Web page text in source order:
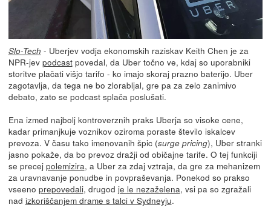
Slo-Tech - Uberjev vodja ekonomskih raziskav Keith Chen je za
NPR-jev podcastpovedal, da Uber točno ve, kdaj so uporabniki
storitve plačati višjo tarifo - ko imajo skoraj prazno baterijo. Uber
zagotavlja, da tega ne bo zlorabljal, gre pa za zelo zanimivo
debato, zato se podcast splača poslušati.
Ena izmed najbolj kontroverznih praks Uberja so visoke cene,
kadar primanjkuje voznikov oziroma poraste število iskalcev
prevoza. V času tako imenovanih špic (surge pricing), Uber stranki
jasno pokaže, da bo prevoz dražji od običajne tarife. O tej funkciji
se precej polemizira, a Uber za zdaj vztraja, da gre za mehanizem
za uravnavanje ponudbe in povpraševanja. Ponekod so prakso
vseeno prepovedali, drugod je le nezaželena, vsi pa so zgražali
nad izkoriščanjem drame s talci v Sydneyju.